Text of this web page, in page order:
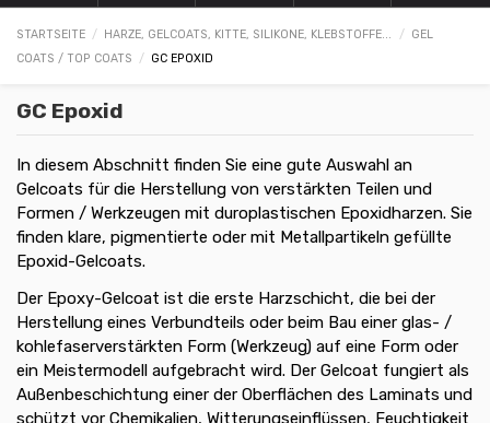
STARTSEITE HARZE, GELCOATS, KITTE, SILIKONE, KLEBSTOFFE...
GEL
COATS / TOP COATS
GC EPOXID
GC Epoxid
In diesem Abschnitt finden Sie eine gute Auswahl an
Gelcoats für die Herstellung von verstärkten Teilen und
Formen / Werkzeugen mit duroplastischen Epoxidharzen. Sie
finden klare, pigmentierte oder mit Metallpartikeln gefüllte
Epoxid-Gelcoats.
Der Epoxy-Gelcoat ist die erste Harzschicht, die bei der
Herstellung eines Verbundteils oder beim Bau einer glas- /
kohlefaserverstärkten Form (Werkzeug) auf eine Form oder
ein Meistermodell aufgebracht wird. Der Gelcoat fungiert als
Außenbeschichtung einer der Oberflächen des Laminats und
schützt vor Chemikalien, Witterungseinflüssen, Feuchtigkeit